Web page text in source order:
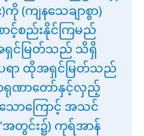
(ကျနသေချာစွာ)
င့်စည်းနိုင်ကြမည်
ရှင်မြတ်သည် သိရှိ
ရာ ထိုအရှင်မြတ်သည်
ာတော်နှင့်လှည့်
ောကြောင့် အသင်
င်း၌) ကုရ်အာန်